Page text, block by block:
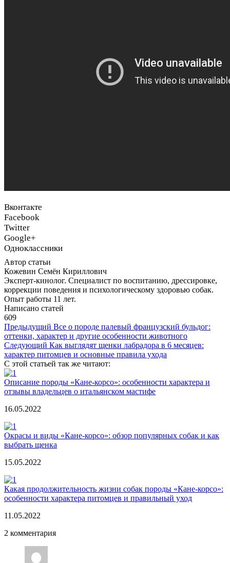
Вконтакте
Facebook
Twitter
Google+
Одноклассники
Автор статьи
Кожевин Семён Кириллович
Эксперт-кинолог. Специалист по воспитанию, дрессировке,
коррекции поведения и психологическому здоровью собак.
Опыт работы 11 лет.
Написано статей
609
Предыдущий Все о породе палевый французский бульдог:
оттенки, характер и другие особенности животного
Следующий Как выглядят щенки лабрадора в 6 месяцев:
характер питомцев и основные правила ухода
С этой статьей так же читают:
Описание породы «Кане-корсо»: особенности характера и
отзывы владельцев о итальянском мастифе
16.05.2022
Окрасы и виды «Кане-корсо»: обзор популярных собак и как
выбрать щенка
15.05.2022
Какая продолжительность жизни собак породы «Кане-корсо»:
особенности характера питомцев и правильный уход
11.05.2022
2 комментария